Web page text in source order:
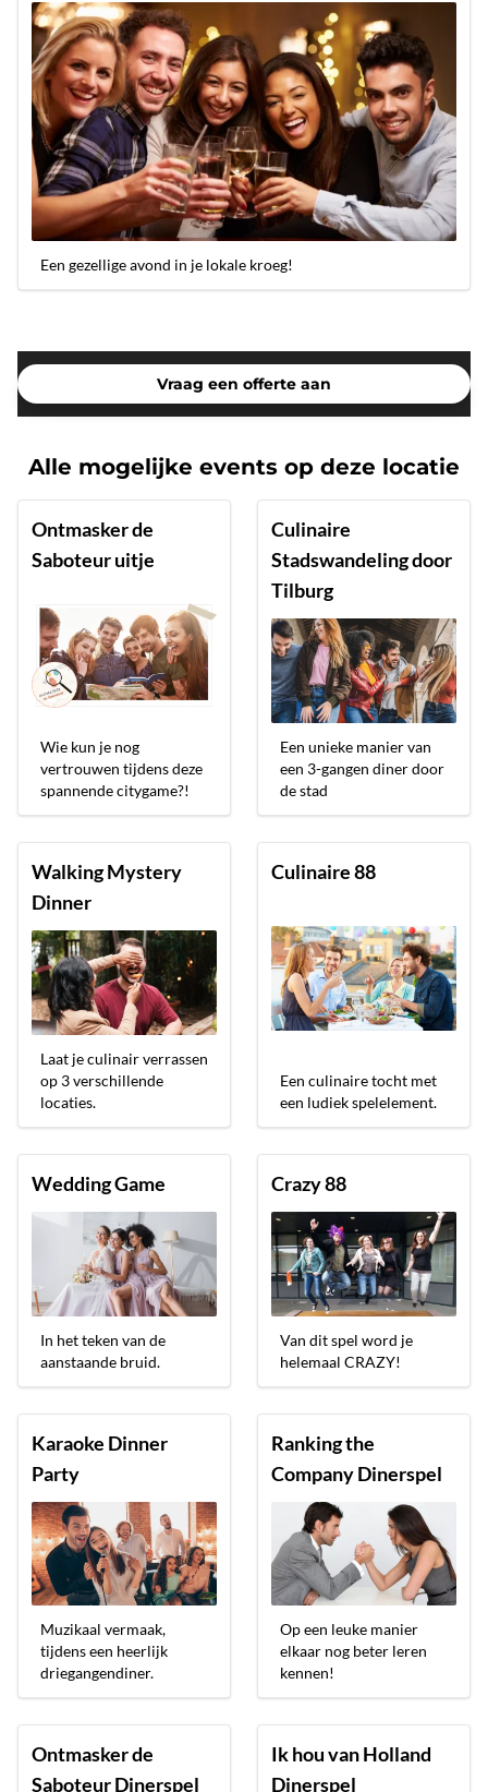
Een gezellige avond in je lokale kroeg!
Vraag een offerte aan
Alle mogelijke events op deze locatie
Ontmasker de
Saboteur uitje
Wie kun je nog
vertrouwen tijdens deze
spannende citygame?!
Culinaire
Stadswandeling door
Tilburg
Een unieke manier van
een 3-gangen diner door
de stad
Walking Mystery
Dinner
Laat je culinair verrassen
op 3 verschillende
locaties.
Culinaire 88
Een culinaire tocht met
een ludiek spelelement.
Wedding Game
In het teken van de
aanstaande bruid.
Crazy 88
Van dit spel word je
helemaal CRAZY!
Karaoke Dinner
Party
Muzikaal vermaak,
tijdens een heerlijk
driegangendiner.
Ranking the
Company Dinerspel
Op een leuke manier
elkaar nog beter leren
kennen!
Ontmasker de
Saboteur Dinerspel
Ik hou van Holland
Dinerspel